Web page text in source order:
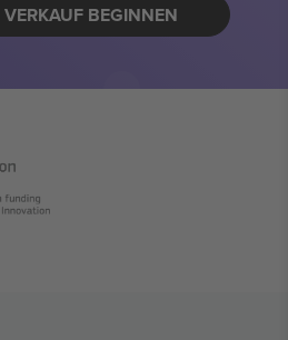
VERKAUF BEGINNEN